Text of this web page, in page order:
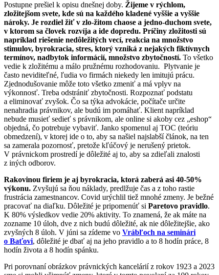
Postupne prešiel k opisu dnešnej doby. Žijeme v rýchlom,
zložitejšom svete, kde sú na každého kladené vyššie a vyššie
nároky. Je rozdiel žiť v zlo-žitom chaose a jedno-duchom svete,
v ktorom sa človek rozvíja a ide dopredu. Príčiny zložitosti sú
napríklad riešenie nedôležitých vecí, reakcia na množstvo
stimulov, byrokracia, stres, ktorý vzniká z nejakých fiktívnych
termínov, nadbytok informácií, množstvo zbytočností. To všetko
vedie k zložitému a málo pružnému rozhodovaniu. Plytvanie je
často neviditeľné, ľudia vo firmách niekedy len imitujú prácu.
Zjednodušovanie môže toto všetko zmeniť a má vplyv na
výkonnosť. Treba odstrániť zbytočnosti. Rozpoznať podstatu
a eliminovať zvyšok. Čo sa týka advokácie, počítače určite
nenahradia právnikov, ale budú im pomáhať. Klient napríklad
nebude musieť sedieť s právnikom, ale online si akoby cez „eshop“
objedná, čo potrebuje vybaviť. Janko spomenul aj TOC (teóriu
obmedzení), v ktorej ide o to, aby sa našiel najslabší článok, na ten
sa zamerala pozornosť, pretože kľúčový je nerušený prietok.
V právnickom prostredí je dôležité aj to, aby sa zdieľali znalosti
z iných odborov.
Rakovinou firiem je aj byrokracia, ktorá zaberá asi 40-50%
výkonu. Zvyšujú sa ňou náklady, predlžuje čas a z toho rastie
frustrácia zamestnancov. Covid urýchlil tiež mnohé zmeny. Je bežné
pracovať na diaľku. Dôležité je pripomenúť si Paretovo pravidlo.
K 80% výsledkov vedie 20% aktivity. To znamená, že ak máte na
zozname 10 úloh, dve z nich budú dôležité, ak nie dôležitejšie, ako
zvyšných 8 úloh. V júni sa zídeme vo Vrábľoch na seminári
o Baťovi, dôležité je dbať aj na jeho pravidlo a to 8 hodín práce, 8
hodín života a 8 hodín spánku.
Pri porovnaní obrázkov právnických kancelárií z rokov 1923 a 2023